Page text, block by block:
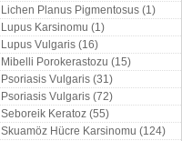
Lichen Planus Pigmentosus (1)
Lupus Karsinomu (1)
Lupus Vulgaris (16)
Mibelli Porokerastozu (15)
Psoriasis Vulgaris (31)
Psoriasis Vulgaris (72)
Seboreik Keratoz (55)
Skuamöz Hücre Karsinomu (124)